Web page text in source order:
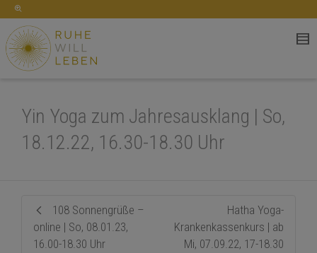
Yin Yoga zum Jahresausklang | So,
18.12.22, 16.30-18.30 Uhr
108 Sonnengrüße –
online | So, 08.01.23,
16.00-18.30 Uhr
Hatha Yoga-
Krankenkassenkurs | ab
Mi, 07.09.22, 17-18.30